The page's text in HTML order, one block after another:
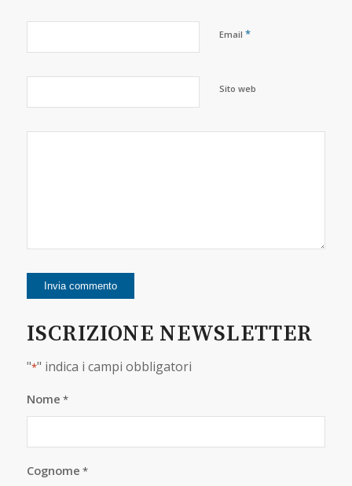
Email *
Sito web
ISCRIZIONE NEWSLETTER
"*" indica i campi obbligatori
Nome *
Cognome *